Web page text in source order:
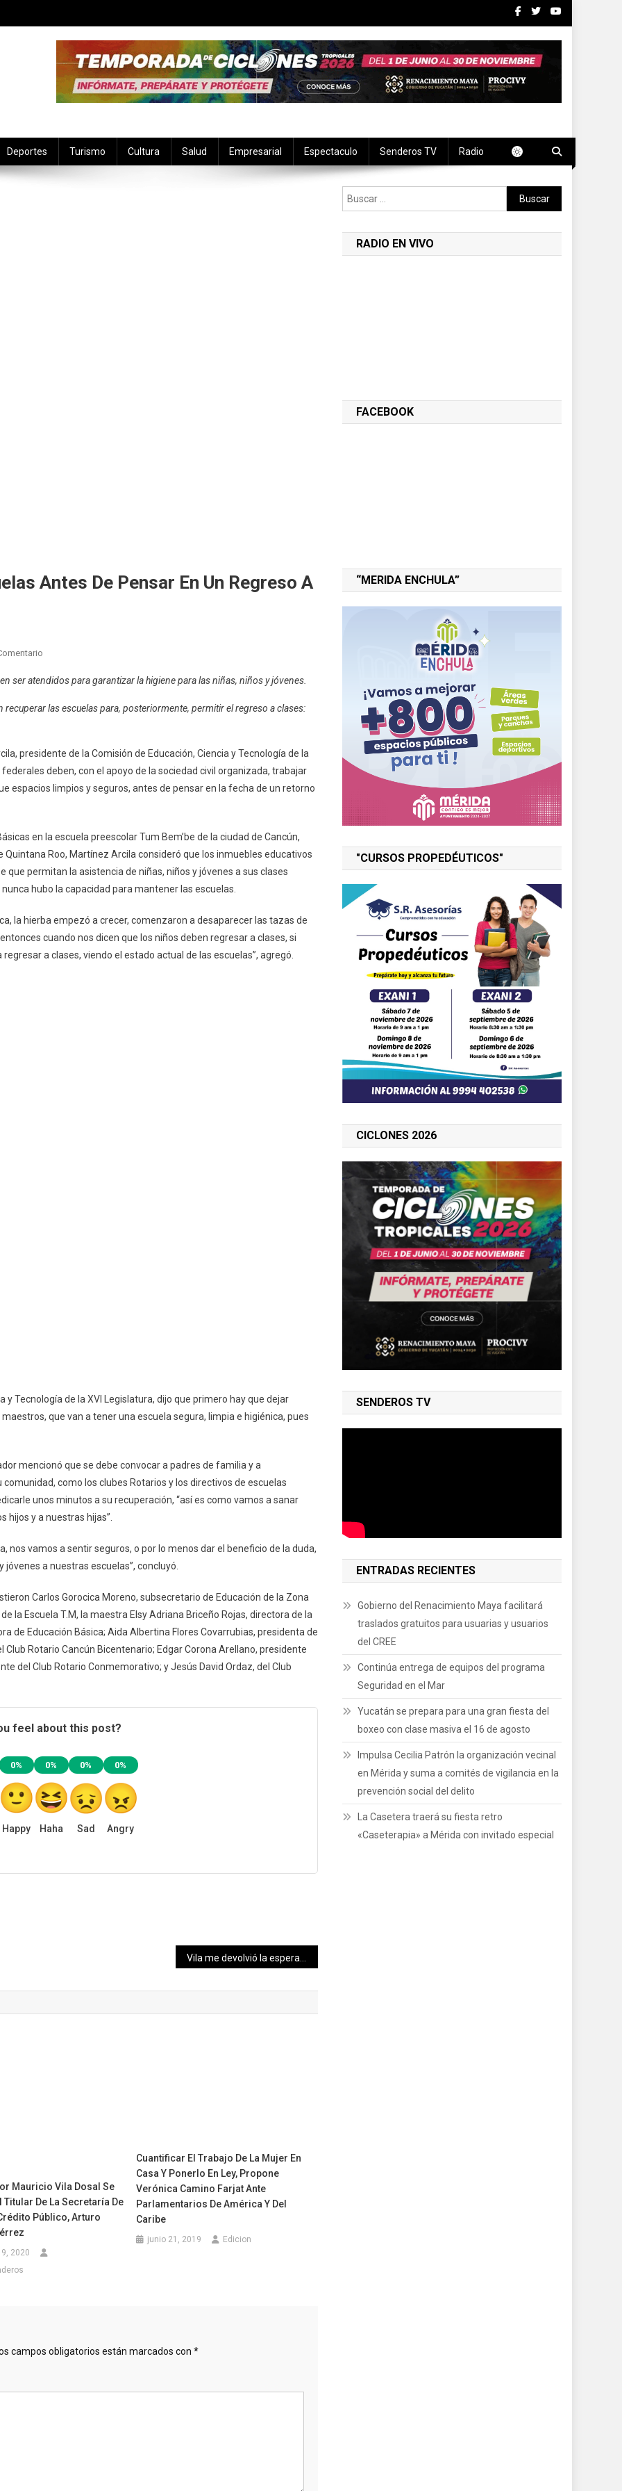
Deportes Turismo Cultura Salud Empresarial Espectaculo Senderos TV Radio
Antes De Pensar En Un Regreso A
“sanar”
De
Pensar
Martínez
Arcila
ser atendidos para garantizar la higiene para las niñas, niños y jóvenes.
las escuelas para, posteriormente, permitir el regreso a clases:
presidente de la Comisión de Educación, Ciencia y Tecnología de la
deben, con el apoyo de la sociedad civil organizada, trabajar
espacios limpios y seguros, antes de pensar en la fecha de un retorno
en la escuela preescolar Tum Bem’be de la ciudad de Cancún,
Roo, Martínez Arcila consideró que los inmuebles educativos
permitan la asistencia de niñas, niños y jóvenes a sus clases
hubo la capacidad para mantener las escuelas.
la hierba empezó a crecer, comenzaron a desaparecer las tazas de
cuando nos dicen que los niños deben regresar a clases, si
a clases, viendo el estado actual de las escuelas”, agregó.
y Tecnología de la XVI Legislatura, dijo que primero hay que dejar
que van a tener una escuela segura, limpia e higiénica, pues
mencionó que se debe convocar a padres de familia y a
como los clubes Rotarios y los directivos de escuelas
unos minutos a su recuperación, “así es como vamos a sanar
hijos y a nuestras hijas”.
nos vamos a sentir seguros, o por lo menos dar el beneficio de la duda,
a nuestras escuelas”, concluyó.
Carlos Gorocica Moreno, subsecretario de Educación de la Zona
la Escuela T.M, la maestra Elsy Adriana Briceño Rojas, directora de la
de Educación Básica; Aida Albertina Flores Covarrubias, presidenta de
Club Rotario Cancún Bicentenario; Edgar Corona Arellano, presidente
del Club Rotario Conmemorativo; y Jesús David Ordaz, del Club
feel about this post?
0%
Happy
0%
Haha
0%
Sad
0%
Angry
Mauricio Vila Dosal Se
Titular De La Secretaría De
Público, Arturo
2020
Cuantificar El Trabajo De La Mujer En
Casa Y Ponerlo En Ley, Propone
Verónica Camino Farjat Ante
Parlamentarios De América Y Del
Caribe
junio 21, 2019 Edicion
campos obligatorios están marcados con *
Buscar:
RADIO EN VIVO
FACEBOOK
“MERIDA ENCHULA”
"CURSOS PROPEDÉUTICOS"
CICLONES 2026
SENDEROS TV
ENTRADAS RECIENTES
Gobierno del Renacimiento Maya facilitará
traslados gratuitos para usuarias y usuarios
del CREE
Continúa entrega de equipos del programa
Seguridad en el Mar
Yucatán se prepara para una gran fiesta del
boxeo con clase masiva el 16 de agosto
Impulsa Cecilia Patrón la organización vecinal
en Mérida y suma a comités de vigilancia en la
prevención social del delito
La Casetera traerá su fiesta retro
«Caseterapia» a Mérida con invitado especial